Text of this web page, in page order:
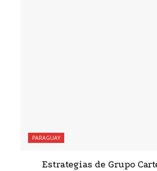
PARAGUAY
Estrategias de Grupo